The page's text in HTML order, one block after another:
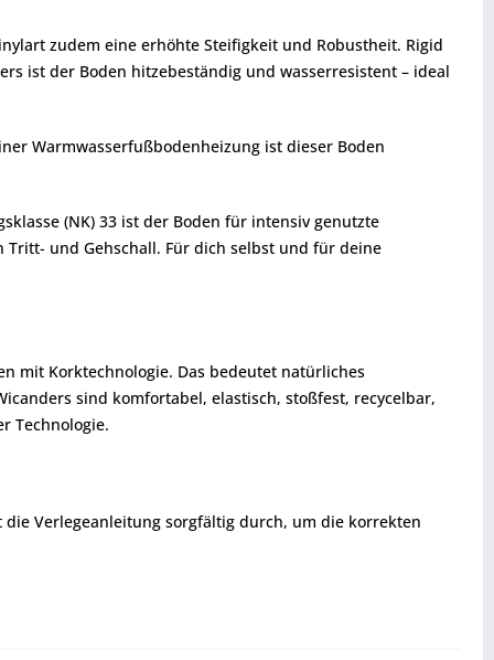
zudem eine erhöhte Steifigkeit und Robustheit. Rigid
ist der Boden hitzebeständig und wasserresistent – ideal
Warmwasserfußbodenheizung ist dieser Boden
(NK) 33 ist der Boden für intensiv genutzte
und Gehschall. Für dich selbst und für deine
mit Korktechnologie. Das bedeutet natürliches
sind komfortabel, elastisch, stoßfest, recycelbar,
Technologie.
Verlegeanleitung sorgfältig durch, um die korrekten